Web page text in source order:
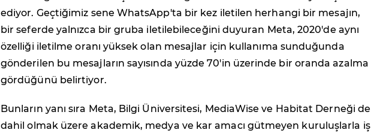
ediyor. Geçtiğimiz sene WhatsApp'ta bir kez iletilen herhangi bir mesajın,
bir seferde yalnızca bir gruba iletilebileceğini duyuran Meta, 2020'de aynı
özelliği iletilme oranı yüksek olan mesajlar için kullanıma sunduğunda
gönderilen bu mesajların sayısında yüzde 70'in üzerinde bir oranda azalma
gördüğünü belirtiyor.
Bunların yanı sıra Meta, Bilgi Üniversitesi, MediaWise ve Habitat Derneği de
dahil olmak üzere akademik, medya ve kar amacı gütmeyen kuruluşlarla iş